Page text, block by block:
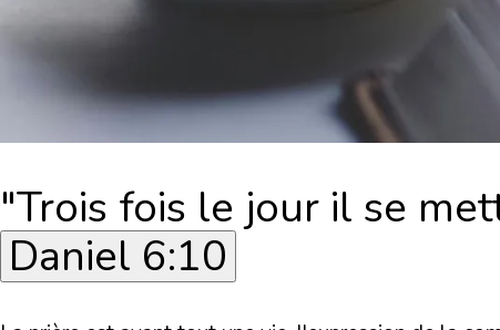
"Trois fois le jour il se
Daniel 6:10